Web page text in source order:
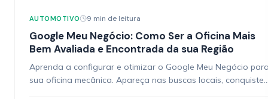
AUTOMOTIVO 9 min de leitura
Google Meu Negócio: Como Ser a Oficina Mais
Bem Avaliada e Encontrada da sua Região
Aprenda a configurar e otimizar o Google Meu Negócio
sua oficina mecânica. Apareça nas buscas locais, conquiste